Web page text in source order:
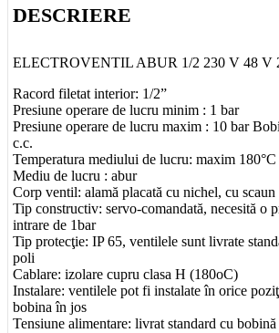
DESCRIERE
ELECTROVENTIL ABUR 1/2 230 V 48 V
Racord filetat interior: 1/2”
Presiune operare de lucru minim : 1 bar
Presiune operare de lucru maxim : 10 bar
c.c.
Temperatura mediului de lucru: maxim 180°C
Mediu de lucru : abur
Corp ventil: alamă placată cu nichel, cu
Tip constructiv: servo-comandată, necesită o
intrare de 1bar
Tip protecţie: IP 65, ventilele sunt livrate
poli
Cablare: izolare cupru clasa H (180oC)
Instalare: ventilele pot fi instalate în orice
bobina în jos
Tensiune alimentare: livrat standard cu